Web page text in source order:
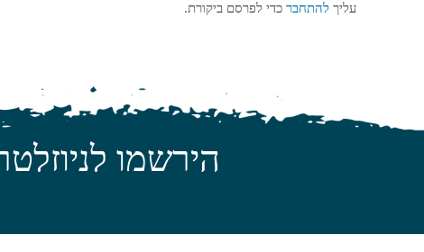
עליך להתחבר כדי לפרסם ביקורת.
הירשמו